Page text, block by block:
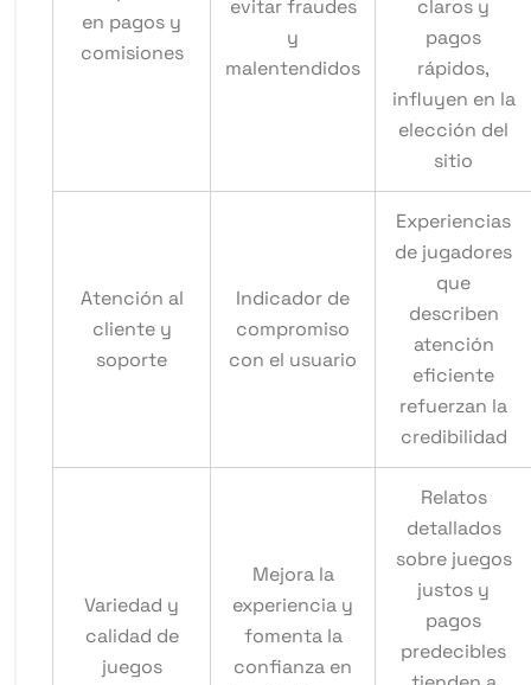
en pagos y
comisiones
evitar fraudes
y
malentendidos
claros y
pagos
rápidos,
influyen en la
elección del
sitio
Atención al
cliente y
soporte
Indicador de
compromiso
con el usuario
Experiencias
de jugadores
que
describen
atención
eficiente
refuerzan la
credibilidad
Variedad y
calidad de
juegos
Mejora la
experiencia y
fomenta la
confianza en
Relatos
detallados
sobre juegos
justos y
pagos
predecibles